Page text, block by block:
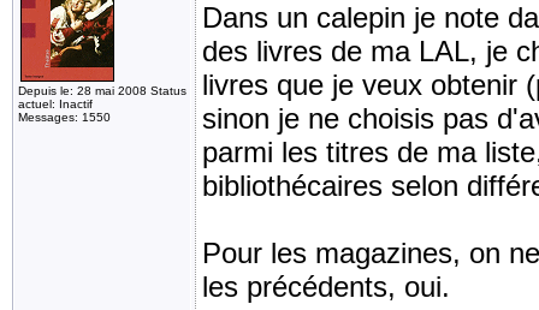
Depuis le: 28 mai 2008 Status
actuel: Inactif
Messages: 1550
Dans un calepin je note
des livres de ma LAL, je
livres que je veux obtenir
sinon je ne choisis pas
parmi les titres de ma
bibliothécaires selon
Pour les magazines, on
les précédents, oui.